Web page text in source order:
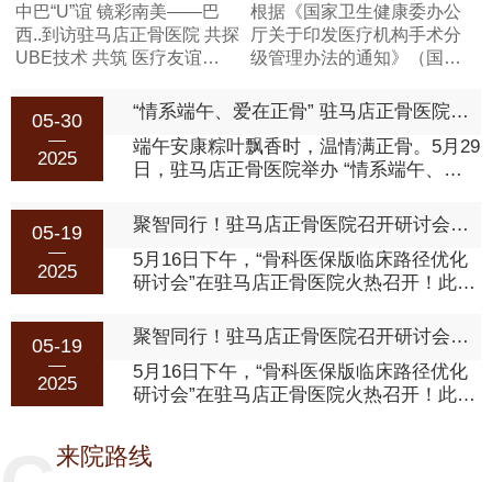
中巴“U”谊 镜彩南美——巴
西..到访驻马店正骨医院 共探
UBE技术 共筑 医疗友谊
推动脊柱微创技术的 化交流
与普及，促进中巴医疗领域
的深度合作，1月1...
根据《国家卫生健康委办公
厅关于印发医疗机构手术分
级管理办法的通知》（国卫
件要求，经手术科室上报、
医务科核查、医疗技术临床
应用管理委员会审核，现将
驻马店正骨医院分级手术目
《驻马店正骨医院手术分级
05-30
2025
“情系端午、爱在正骨” 驻马店正骨医院端午主题活动圆满举行?
端午安康粽叶飘香时，温情满正骨。5月29
日，驻马店正骨医院举办 “情系端午、爱
属共赴传统民俗之约，在香囊制作与文化
体验中感受中医药魅力，让病房里飘起端
午药香，医患手中系上安康祝福。 ...
05-19
2025
聚智同行！驻马店正骨医院召开研讨会，解锁骨科诊疗新“路径”
5月16日下午，“骨科医保版临床路径优化
研讨会”在驻马店正骨医院火热召开！此次
集团医保部、医疗部以及下属各医院骨科
委员会成员、兄弟单位骨科主任、临床医
师和医保负责人齐聚一堂，怀着对工作的
热情与期待分享成果，探讨问题。凝聚众
在集团的专业指导下，完成...
05-19
2025
聚智同行！驻马店正骨医院召开研讨会，解锁骨科诊疗新“路径”
5月16日下午，“骨科医保版临床路径优化
研讨会”在驻马店正骨医院火热召开！此次
集团医保部、医疗部以及下属各医院骨科
委员会成员、兄弟单位骨科主任、临床医
来院路线